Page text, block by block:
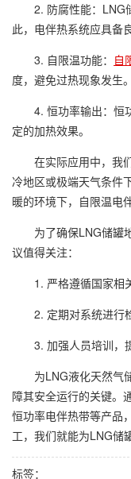
2. 防腐性能：LNG
此，电伴热系统应具备
3. 自限温功能： 自
度，避免过热现象发生。
4. 恒功率输出：恒
定的加热效果。
在实际应用中，我
冷地区或极端天气条件
暖的环境下，自限温电
为了确保LNG储罐
议值得关注：
1. 严格遵循国家相
2. 定期对系统进行
3. 加强人员培训，
为LNG液化天然气
障其安全运行的关键。
恒功率电伴热带等产品
工，我们就能为LNG储
标签：